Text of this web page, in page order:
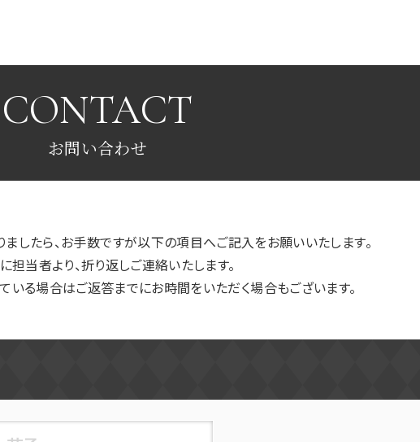
CONTACT
お問い合わせ
したら、お手数ですが以下の項目へご記入をお願いいたします。
担当者より、折り返しご連絡いたします。
いる場合はご返答までにお時間をいただく場合もございます。